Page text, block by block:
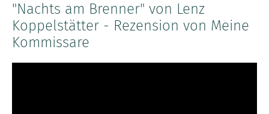
"Nachts am Brenner" von Lenz
Koppelstätter - Rezension von Meine
Kommissare